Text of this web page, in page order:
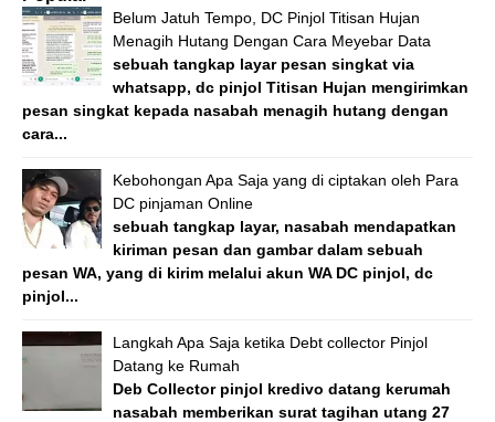
Belum Jatuh Tempo, DC Pinjol Titisan Hujan
Menagih Hutang Dengan Cara Meyebar Data
sebuah tangkap layar pesan singkat via
whatsapp, dc pinjol Titisan Hujan mengirimkan
pesan singkat kepada nasabah menagih hutang dengan
cara...
Kebohongan Apa Saja yang di ciptakan oleh Para
DC pinjaman Online
sebuah tangkap layar, nasabah mendapatkan
kiriman pesan dan gambar dalam sebuah
pesan WA, yang di kirim melalui akun WA DC pinjol, dc
pinjol...
Langkah Apa Saja ketika Debt collector Pinjol
Datang ke Rumah
Deb Collector pinjol kredivo datang kerumah
nasabah memberikan surat tagihan utang 27